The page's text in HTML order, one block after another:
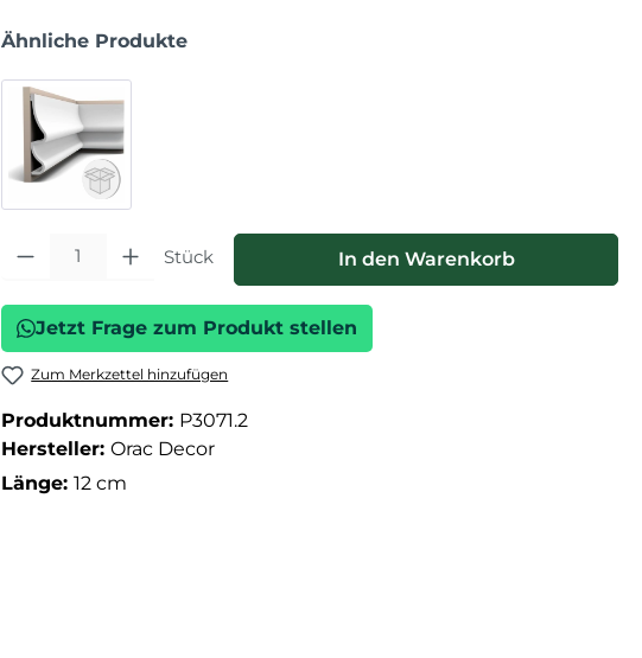
Ähnliche Produkte
Produkt Anzahl: Gib den gewünschten Wert ein oder benutze die
Stück In den Warenkorb
Jetzt Frage zum Produkt stellen
Zum Merkzettel hinzufügen
Produktnummer: P3071.2
Hersteller: Orac Decor
Länge: 12 cm